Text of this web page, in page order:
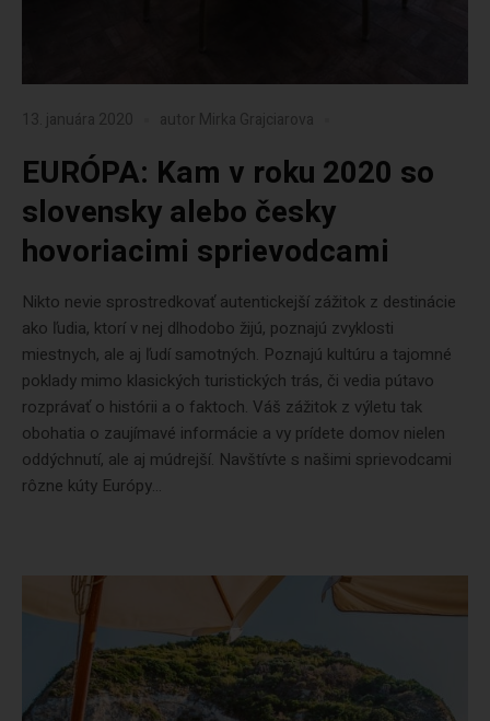
13. januára 2020 autor Mirka Grajciarova
EURÓPA: Kam v roku 2020 so
slovensky alebo česky
hovoriacimi sprievodcami
Nikto nevie sprostredkovať autentickejší zážitok z destinácie
ako ľudia, ktorí v nej dlhodobo žijú, poznajú zvyklosti
miestnych, ale aj ľudí samotných. Poznajú kultúru a tajomné
poklady mimo klasických turistických trás, či vedia pútavo
rozprávať o histórii a o faktoch. Váš zážitok z výletu tak
obohatia o zaujímavé informácie a vy prídete domov nielen
oddýchnutí, ale aj múdrejší. Navštívte s našimi sprievodcami
rôzne kúty Európy...